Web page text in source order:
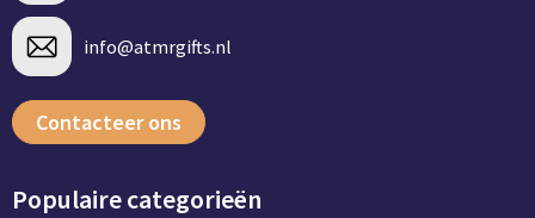
info@atmrgifts.nl
Contacteer ons
Populaire categorieën